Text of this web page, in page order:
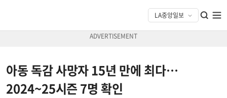
아동 독감 사망자 15년 만에 최다…
2024~25시즌 7명 확인